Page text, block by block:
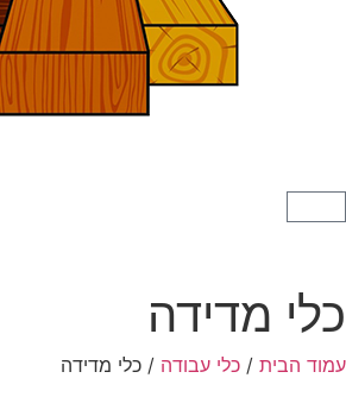
כלי מדידה
עמוד הבית / כלי עבודה / כלי מדידה